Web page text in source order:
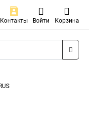
Контакты Войти Корзина